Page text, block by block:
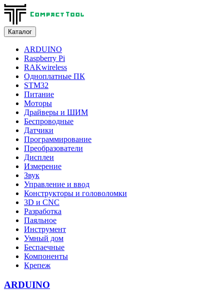
Каталог
ARDUINO
Raspberry Pi
RAKwireless
Одноплатные ПК
STM32
Питание
Моторы
Драйверы и ШИМ
Беспроводные
Датчики
Программирование
Преобразователи
Дисплеи
Измерение
Звук
Управление и ввод
Конструкторы и головоломки
3D и CNC
Разработка
Паяльное
Инструмент
Умный дом
Беспаечные
Компоненты
Крепеж
ARDUINO